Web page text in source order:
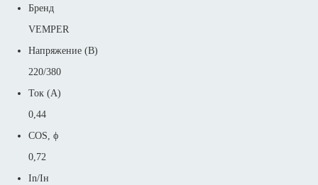
Бренд
VEMPER
Напряжение (В)
220/380
Ток (А)
0,44
COS, ϕ
0,72
In/Iн